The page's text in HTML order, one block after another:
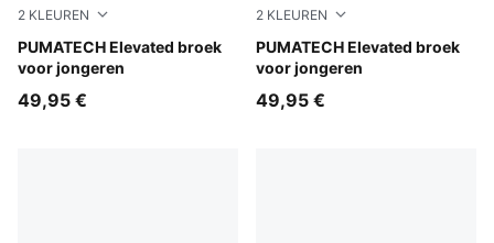
2 KLEUREN
PUMATECH Elevated broek
voor jongeren
Moody Gray
49,95 €
2 KLEUREN
PUMATECH Elevated broek
voor jongeren
Puma Black
49,95 €